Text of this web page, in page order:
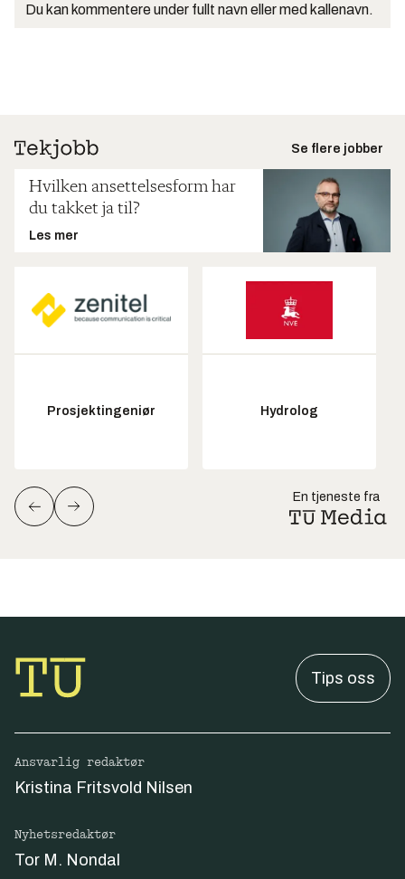
Du kan kommentere under fullt navn eller med kallenavn.
Se flere jobber
Hvilken ansettelsesform har
du takket ja til?
Les mer
Prosjektingeniør Hydrolog
En tjeneste fra
Tips oss
Ansvarlig redaktør
Kristina Fritsvold Nilsen
Nyhetsredaktør
Tor M. Nondal